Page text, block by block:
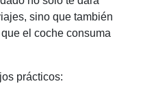
sino que también
el coche consuma
prácticos: